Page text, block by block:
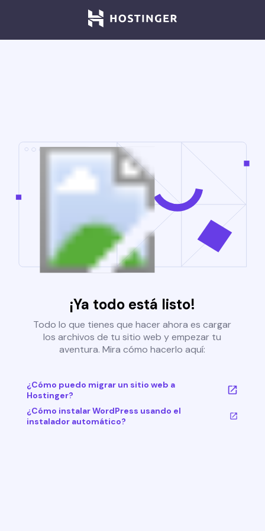
¡Ya todo está listo!
Todo lo que tienes que hacer ahora es cargar
los archivos de tu sitio web y empezar tu
aventura. Mira cómo hacerlo aquí:
¿Cómo puedo migrar un sitio web a
Hostinger?
¿Cómo instalar WordPress usando el
instalador automático?